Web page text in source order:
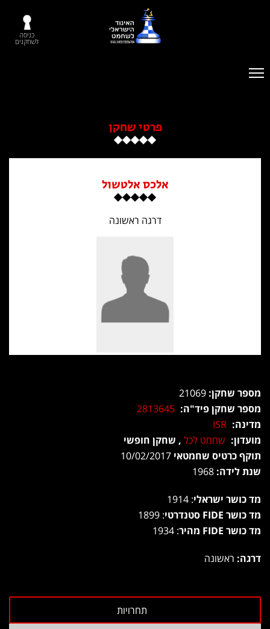
כניסה
לשחקנים
פרטי שחקן
אלכס אלטשול
דרגה ראשונה
מספר שחקן:
מספר שחקן פיד"ה: 2813645
מדינה: ISR
מועדון: שחמט לכל , שחקן חופשי
תוקף כרטיס שחמטאי
שנת לידה:
מד כושר ישראלי: 1914
מד כושר FIDE סטנדרטי
: 1899
מד כושר FIDE מהיר
: 1934
דרגה: ראשונה